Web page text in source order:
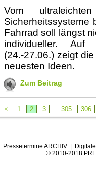
Vom
Sicherheitssysteme
Fahrrad soll längst
individueller.
(24.-27.06.) zeigt
neuesten Ideen.
Zum Beitrag
< 1 2 3 ... 305 306
Pressetermine ARCHIV|
© 2010-2018